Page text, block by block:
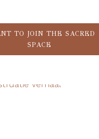
TO JOIN THE SACRED
SPACE